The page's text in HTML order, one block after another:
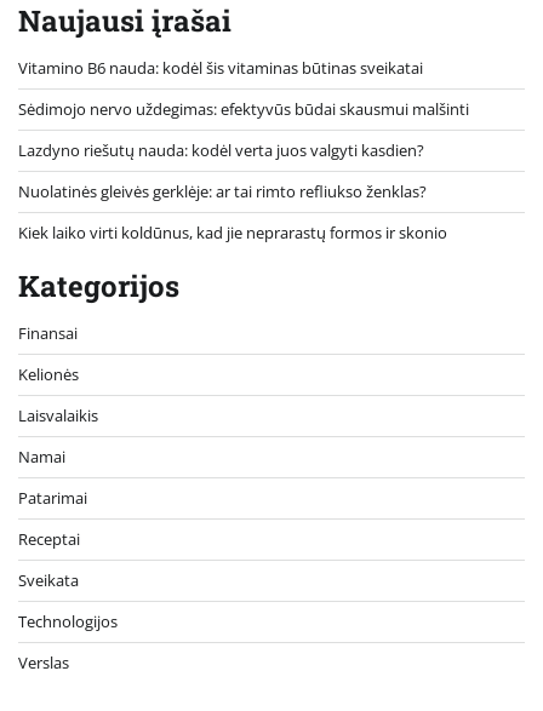
Naujausi įrašai
Vitamino B6 nauda: kodėl šis vitaminas būtinas sveikatai
Sėdimojo nervo uždegimas: efektyvūs būdai skausmui malšinti
Lazdyno riešutų nauda: kodėl verta juos valgyti kasdien?
Nuolatinės gleivės gerklėje: ar tai rimto refliukso ženklas?
Kiek laiko virti koldūnus, kad jie neprarastų formos ir skonio
Kategorijos
Finansai
Kelionės
Laisvalaikis
Namai
Patarimai
Receptai
Sveikata
Technologijos
Verslas